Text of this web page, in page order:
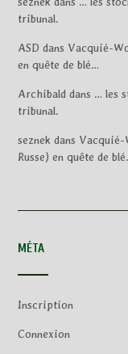
tribunal.
ASD dans Vacquié-
en quête de blé…
Archibald dans … les
tribunal.
seznek dans Vacquié-
Russe) en quête de
MÉTA
Inscription
Connexion